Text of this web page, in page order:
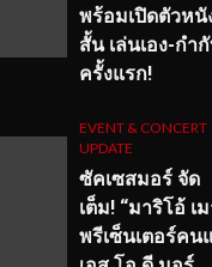
พร้อมเปิดตัวหนั
สั้น เล่นเอง-กำกั
ครั้งแรก!
EVENT & CONCERT
UPDATE
ซัคเซสมอร์ จัด
เต็ม! “มาริโอ้ เม
พรีเซ็นเตอร์คน